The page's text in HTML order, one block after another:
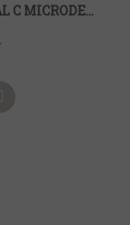
MẶT NẠ LÀM SÁNG DA PROFESSIONAL C MICRODERMABRASION POLISH + MASK